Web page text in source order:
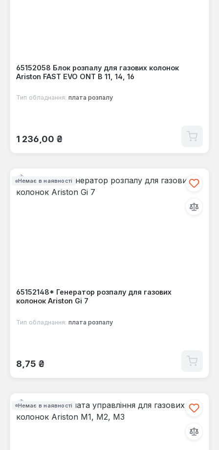
65152058 Блок розпалу для газових колонок
Ariston FAST EVO ONT B 11, 14, 16
Тип обладнання: плата розпалу
Звичайна ціна:
1 236,00 ₴
Немає в наявності
65152148* Генератор розпалу для газових
колонок Ariston Gi 7
Тип обладнання: плата розпалу
Звичайна ціна:
8,75 ₴
Немає в наявності